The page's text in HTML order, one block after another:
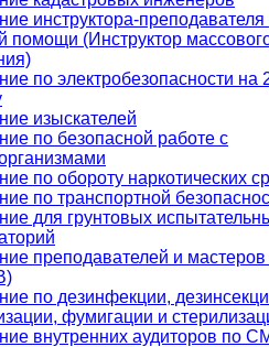
инструктора-
помощи (Инструктор
по электробезопасности на
изыскателей
по безопасной работе с
по обороту наркотических
по транспортной
для грунтовых
преподавателей и
по дезинфекции,
фумигации и
внутренних аудиторов по